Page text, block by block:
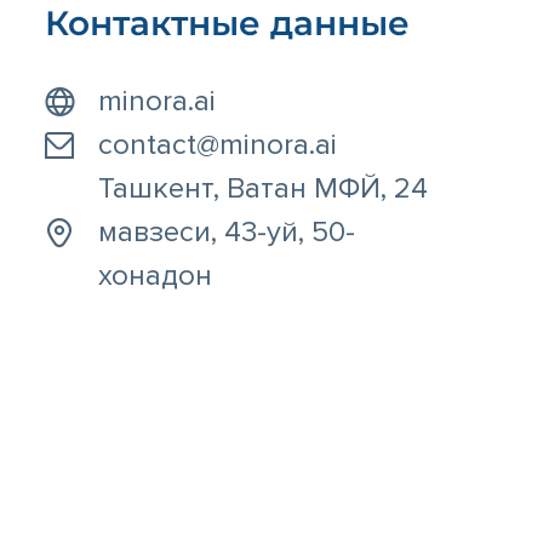
Контактные данные
minora.ai
contact@minora.ai
Ташкент, Ватан МФЙ, 24
мавзеси, 43-уй, 50-
хонадон